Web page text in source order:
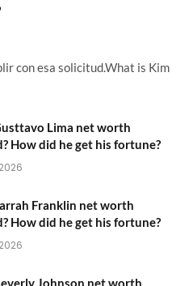
con esa solicitud.What is Kim
Lima net worth
How did he get his fortune?
Franklin net worth
How did he get his fortune?
Johnson net worth